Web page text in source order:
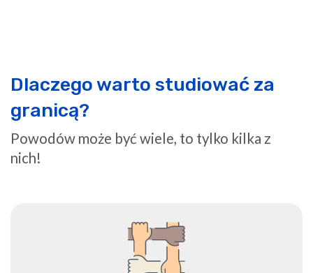
Dlaczego warto studiować za
granicą?
Powodów może być wiele, to tylko kilka z
nich!